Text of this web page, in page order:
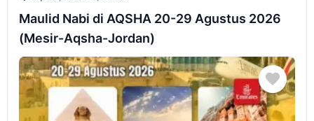
Maulid Nabi di AQSHA 20-29 Agustus 2026
(Mesir-Aqsha-Jordan)